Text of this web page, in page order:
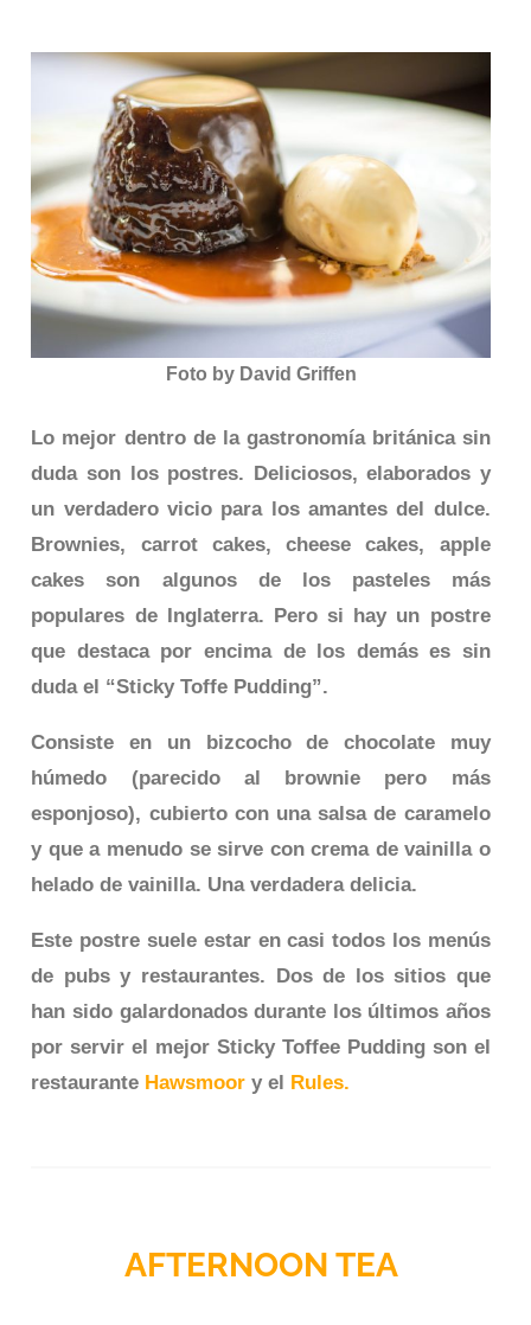
Foto by David Griffen
Lo mejor dentro de la gastronomía británica sin
duda son los postres. Deliciosos, elaborados y
un verdadero vicio para los amantes del dulce.
Brownies, carrot cakes, cheese cakes, apple
cakes son algunos de los pasteles más
populares de Inglaterra. Pero si hay un postre
que destaca por encima de los demás es sin
duda el “Sticky Toffe Pudding”.
Consiste en un bizcocho de chocolate muy
húmedo (parecido al brownie pero más
esponjoso), cubierto con una salsa de caramelo
y que a menudo se sirve con crema de vainilla o
helado de vainilla. Una verdadera delicia.
Este postre suele estar en casi todos los menús
de pubs y restaurantes. Dos de los sitios que
han sido galardonados durante los últimos años
por servir el mejor Sticky Toffee Pudding son el
restaurante Hawsmoor y el Rules.
AFTERNOON TEA